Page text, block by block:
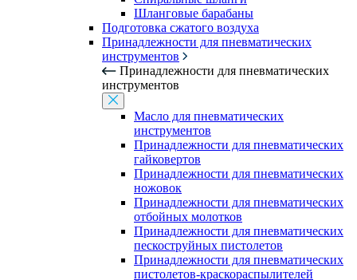
Шланговые барабаны
Подготовка сжатого воздуха
Принадлежности для пневматических
инструментов
Принадлежности для пневматических
инструментов
Масло для пневматических
инструментов
Принадлежности для пневматических
гайковертов
Принадлежности для пневматических
ножовок
Принадлежности для пневматических
отбойных молотков
Принадлежности для пневматических
пескоструйных пистолетов
Принадлежности для пневматических
пистолетов-краскораспылителей